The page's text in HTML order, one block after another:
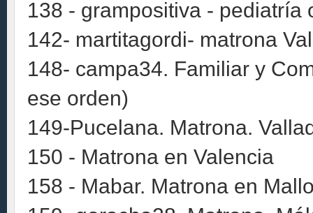
138 - grampositiva - pediatría
142- martitagordi- matrona
148- campa34. Familiar y
ese orden)
149-Pucelana. Matrona.
150 - Matrona en Valencia
158 - Mabar. Matrona en